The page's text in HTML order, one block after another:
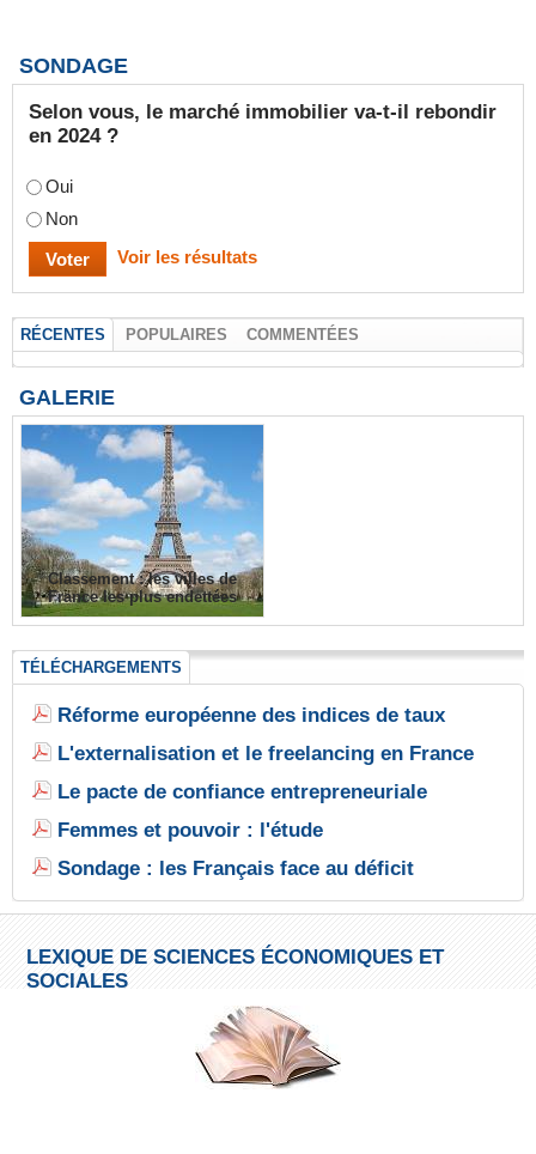
SONDAGE
Selon vous, le marché immobilier va-t-il rebondir
en 2024 ?
Oui
Non
Voir les résultats
RÉCENTES POPULAIRES COMMENTÉES
GALERIE
Classement : les villes de
France les plus endettées
TÉLÉCHARGEMENTS
Réforme européenne des indices de taux
L'externalisation et le freelancing en France
Le pacte de confiance entrepreneuriale
Femmes et pouvoir : l'étude
Sondage : les Français face au déficit
LEXIQUE DE SCIENCES ÉCONOMIQUES ET
SOCIALES